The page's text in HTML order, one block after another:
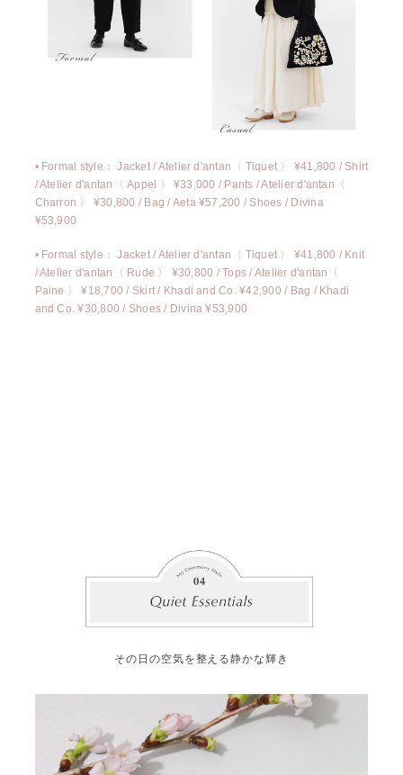
• Formal style： Jacket / Atelier d'antan〈 Tiquet 〉 ¥41,800 / Shirt
/ Atelier d'antan〈 Appel 〉 ¥33,000 / Pants / Atelier d'antan〈
Charron 〉 ¥30,800 / Bag / Aeta ¥57,200 / Shoes / Divina
¥53,900
• Formal style： Jacket / Atelier d'antan〈 Tiquet 〉 ¥41,800 / Knit
/ Atelier d'antan〈 Rude 〉 ¥30,800 /Tops / Atelier d'antan〈
Paine 〉 ¥18,700 / Skirt / Khadi and Co. ¥42,900 / Bag / Khadi
and Co. ¥30,800 / Shoes / Divina ¥53,900
その日の空気を整える静かな輝き